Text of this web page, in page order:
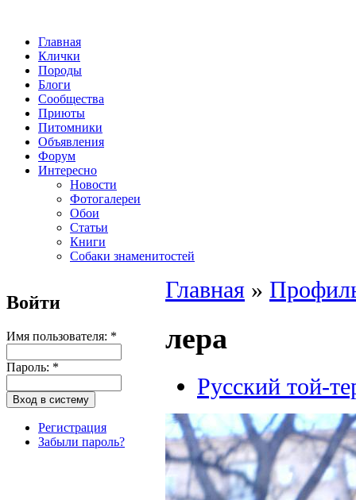
Главная
Клички
Породы
Блоги
Сообщества
Приюты
Питомники
Объявления
Форум
Интересно
Новости
Фотогалереи
Обои
Статьи
Книги
Собаки знаменитостей
Войти
Имя пользователя: *
Пароль: *
Регистрация
Забыли пароль?
Главная »
лера
Русский той-